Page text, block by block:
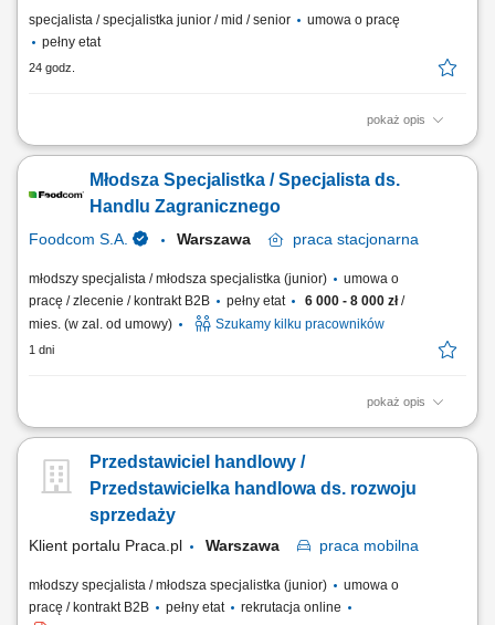
specjalista / specjalistka junior / mid / senior
umowa o pracę
pełny etat
24 godz.
pokaż opis
Twój zakres obowiązków pozyskiwanie klientów gastronomicznych, a
sprzedażowych, profesjonalna obsługa klientów, mająca cechy
partnerstwa biznesowego, budowanie długotrwałych relacji z klientami,
Młodsza Specjalistka / Specjalista ds.
Handlu Zagranicznego
Foodcom S.A. Warszawa praca stacjonarna
młodszy specjalista / młodsza specjalistka (junior)
umowa o
pracę / zlecenie / kontrakt B2B
pełny etat 6 000 - 8 000 zł/
mies. (w zal. od umowy)
Szukamy kilku pracowników
1 dni
pokaż opis
Zakres obowiązków: Nawiązywanie i pielęgnowanie relacji handlowych
handlowych od zapytania po realizację. Poszukiwanie nowych źródeł
zbytu i analiza trendów rynkowych. Ścisła współpraca z działem
administracji i logistyki w celu...
Przedstawiciel handlowy /
Przedstawicielka handlowa ds. rozwoju
sprzedaży
Klient portalu Praca.pl Warszawa praca mobilna
młodszy specjalista / młodsza specjalistka (junior)
umowa o
pracę / kontrakt B2B
pełny etat
rekrutacja online